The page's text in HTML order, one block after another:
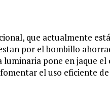
que actualmente
por el bombillo
pone en jaque
el uso eficiente